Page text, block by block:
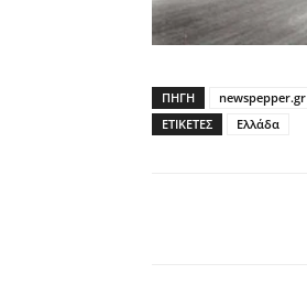
ΠΗΓΗ
newspepper.gr
ΕΤΙΚΕΤΕΣ
Ελλάδα